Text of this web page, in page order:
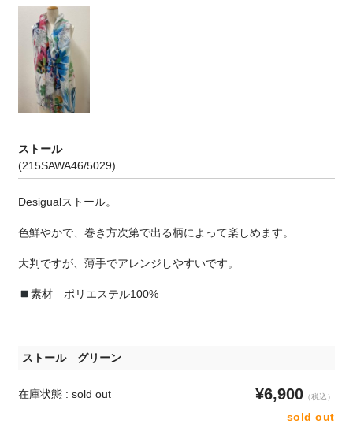
ストール
(215SAWA46/5029)
Desigualストール。
色鮮やかで、巻き方次第で出る柄によって楽しめます。
大判ですが、薄手でアレンジしやすいです。
素材 ポリエステル100%
ストール グリーン
在庫状態 : sold out ¥6,900（税込）
sold out